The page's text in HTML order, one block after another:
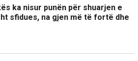
ka nisur punën për shuarjen e
sfidues, na gjen më të fortë dhe